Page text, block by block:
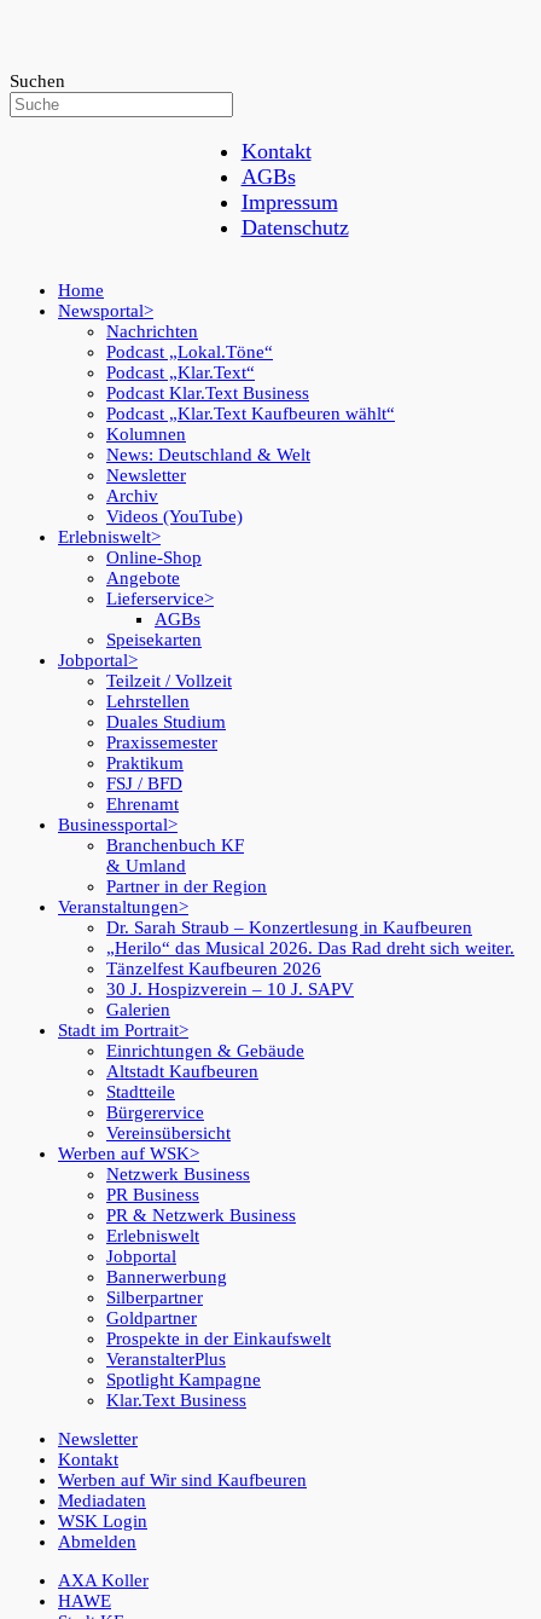
Suchen
Kontakt
AGBs
Impressum
Datenschutz
Home
Newsportal
Nachrichten
Podcast „Lokal.Töne“
Podcast „Klar.Text“
Podcast Klar.Text Business
Podcast „Klar.Text Kaufbeuren wählt“
Kolumnen
News: Deutschland & Welt
Newsletter
Archiv
Videos (YouTube)
Erlebniswelt
Online-Shop
Angebote
Lieferservice
AGBs
Speisekarten
Jobportal
Teilzeit / Vollzeit
Lehrstellen
Duales Studium
Praxissemester
Praktikum
FSJ / BFD
Ehrenamt
Businessportal
Branchenbuch KF
& Umland
Partner in der Region
Veranstaltungen
Dr. Sarah Straub – Konzertlesung in Kaufbeuren
„Herilo“ das Musical 2026. Das Rad dreht sich weiter.
Tänzelfest Kaufbeuren 2026
30 J. Hospizverein – 10 J. SAPV
Galerien
Stadt im Portrait
Einrichtungen & Gebäude
Altstadt Kaufbeuren
Stadtteile
Bürgerervice
Vereinsübersicht
Werben auf WSK
Netzwerk Business
PR Business
PR & Netzwerk Business
Erlebniswelt
Jobportal
Bannerwerbung
Silberpartner
Goldpartner
Prospekte in der Einkaufswelt
VeranstalterPlus
Spotlight Kampagne
Klar.Text Business
Newsletter
Kontakt
Werben auf Wir sind Kaufbeuren
Mediadaten
WSK Login
Abmelden
AXA Koller
HAWE